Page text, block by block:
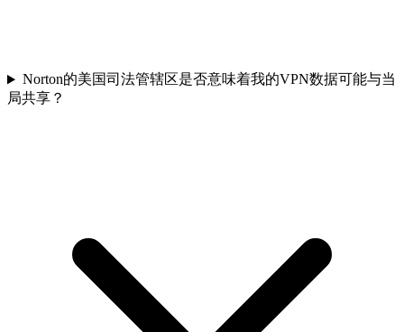
Norton的美国司法管辖区是否意味着我的VPN数据可能与当
局共享？